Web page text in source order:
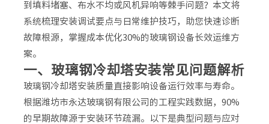
到填料堵塞、布水不均或风机异响等棘手问题？本文将
系统梳理安装调试要点与日常维护技巧，助您快速诊断
故障根源，掌握成本优化30%的玻璃钢设备长效运维方
案。
一、玻璃钢冷却塔安装常见问题解析
玻璃钢冷却塔安装质量直接影响设备运行效率与寿命。
根据潍坊市永达玻璃钢有限公司的工程实践数据，90%
的早期故障源于安装环节疏漏。以下是典型问题与应对